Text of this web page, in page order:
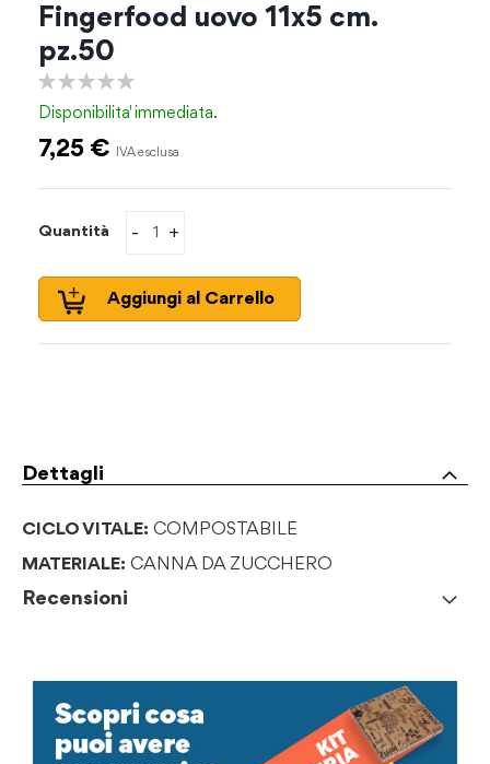
Fingerfood uovo 11x5 cm.
pz.50
Disponibilita'immediata.
7,25 €
Quantità +
-
Aggiungi al Carrello
Dettagli
CICLO VITALE: COMPOSTABILE
MATERIALE: CANNA DA ZUCCHERO
Recensioni
all'inizio
galleria